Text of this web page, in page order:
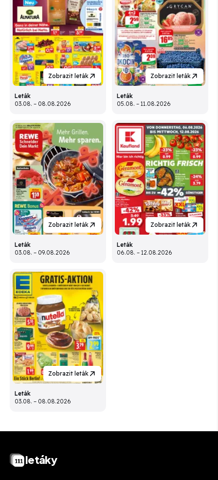
Zobrazit leták
Leták
03.08. – 08.08.2026
Zobrazit leták
Leták
05.08. – 11.08.2026
Zobrazit leták
Leták
03.08. – 09.08.2026
Zobrazit leták
Leták
06.08. – 12.08.2026
Zobrazit leták
Leták
03.08. – 08.08.2026
letáky